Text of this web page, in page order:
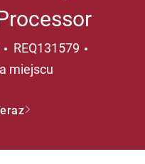
REQ131579
miejscu